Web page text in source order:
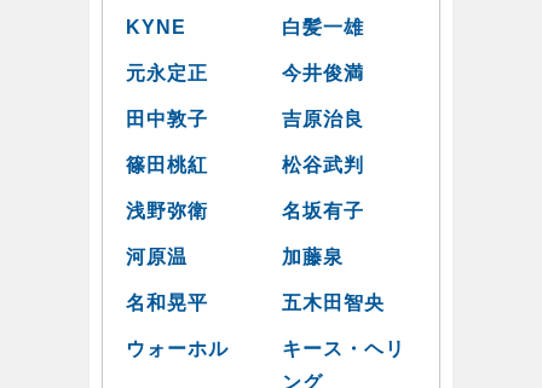
KYNE 白髪一雄
元永定正 今井俊満
田中敦子 吉原治良
篠田桃紅 松谷武判
浅野弥衛 名坂有子
河原温 加藤泉
名和晃平 五木田智央
ウォーホル
キース・ヘリ
ング